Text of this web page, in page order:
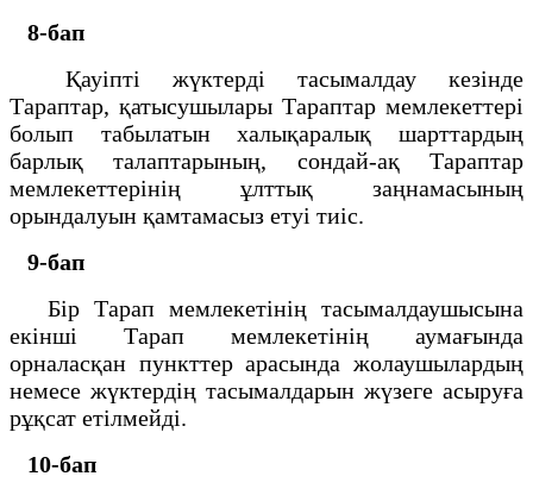
8-бап
Қауiптi жүктердi тасымалдау кезiнде
Тараптар, қатысушылары Тараптар мемлекеттерi
болып табылатын халықаралық шарттардың
барлық талаптарының, сондай-ақ Тараптар
мемлекеттерiнiң ұлттық заңнамасының
орындалуын қамтамасыз етуi тиiс.
9-бап
Бiр Тарап мемлекетiнiң тасымалдаушысына
екiншi Тарап мемлекетiнiң аумағында
орналасқан пункттер арасында жолаушылардың
немесе жүктердiң тасымалдарын жүзеге асыруға
рұқсат етiлмейдi.
10-бап